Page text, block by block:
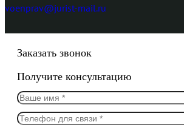
voenprav@jurist-mail.ru
Заказать звонок
Получите консультацию